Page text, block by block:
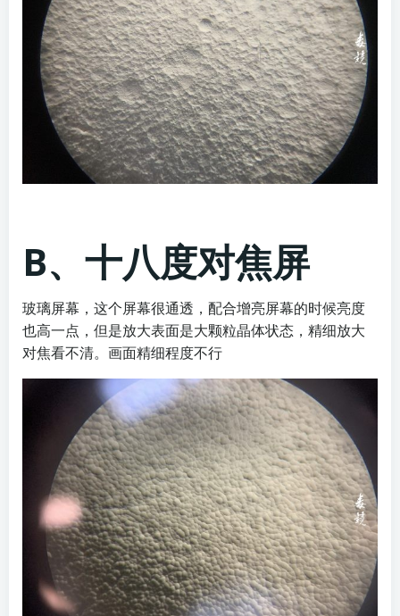
B、十八度对焦屏
玻璃屏幕，这个屏幕很通透，配合增亮屏幕的时候亮度
也高一点，但是放大表面是大颗粒晶体状态，精细放大
对焦看不清。画面精细程度不行